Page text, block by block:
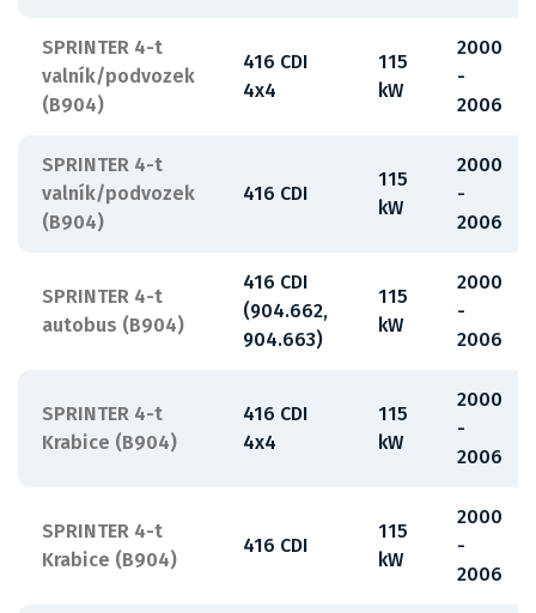
SPRINTER 4-t
valník/podvozek
(B904)
416 CDI
4x4
115
kW
2000
-
2006
SPRINTER 4-t
valník/podvozek
(B904)
416 CDI
115
kW
2000
-
2006
SPRINTER 4-t
autobus (B904)
416 CDI
(904.662,
904.663)
115
kW
2000
-
2006
SPRINTER 4-t
Krabice (B904)
416 CDI
4x4
115
kW
2000
-
2006
SPRINTER 4-t
Krabice (B904)
416 CDI
115
kW
2000
-
2006